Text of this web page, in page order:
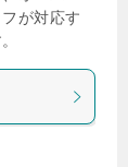
が対応す